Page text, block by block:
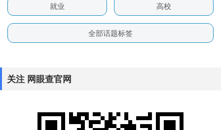
就业 高校
全部话题标签
关注 网眼查官网